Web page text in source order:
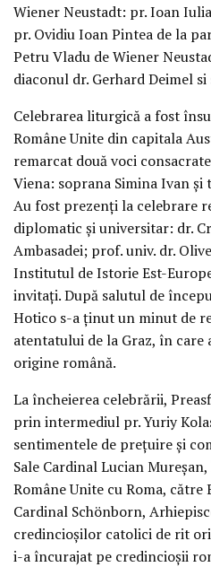
Wiener Neustadt: pr. Ioan
pr. Ovidiu Ioan Pintea de la
Petru Vladu de Wiener
diaconul dr. Gerhard Deimel
Celebrarea liturgică a fost
Române Unite din capitala
remarcat două voci
Viena: soprana Simina Ivan și
Au fost prezenți la celebrare
diplomatic și universitar: dr.
Ambasadei; prof. univ. dr.
Institutul de Istorie Est-
invitați. După salutul de
Hotico s-a ținut un minut de
atentatului de la Graz, în care
origine română.
La încheierea celebrării,
prin intermediul pr. Yuriy
sentimentele de prețuire și
Sale Cardinal Lucian
Române Unite cu Roma, către
Cardinal Schönborn,
credincioșilor catolici de rit
i-a încurajat pe credincioșii